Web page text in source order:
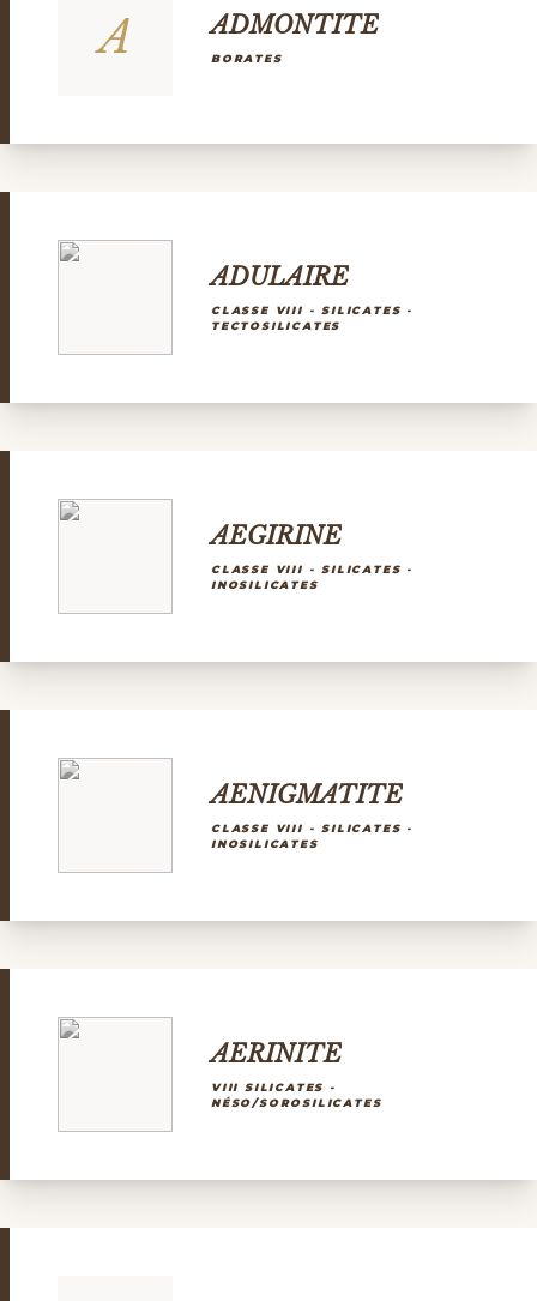
A ADMONTITE
BORATES
ADULAIRE
CLASSE VIII - SILICATES -
TECTOSILICATES
AEGIRINE
CLASSE VIII - SILICATES -
INOSILICATES
AENIGMATITE
CLASSE VIII - SILICATES -
INOSILICATES
AERINITE
VIII SILICATES -
NÉSO/SOROSILICATES